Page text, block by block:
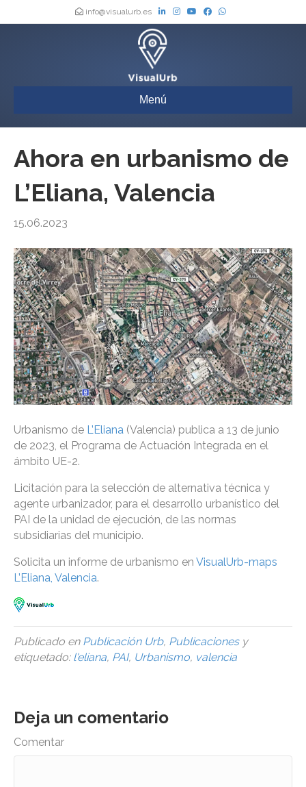
info@visualurb.es
Menú
Ahora en urbanismo de
L’Eliana, Valencia
15.06.2023
Urbanismo de L’Eliana (Valencia) publica a 13 de junio
de 2023, el Programa de Actuación Integrada en el
ámbito UE-2.
Licitación para la selección de alternativa técnica y
agente urbanizador, para el desarrollo urbanístico del
PAI de la unidad de ejecución, de las normas
subsidiarias del municipio.
Solicita un informe de urbanismo en VisualUrb-maps
L’Eliana, Valencia.
Publicado en Publicación Urb, Publicacionesy
etiquetado: l'eliana, PAI, Urbanismo, valencia
Deja un comentario
Comentar